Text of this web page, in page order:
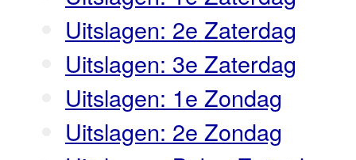
Uitslagen: 2e Zaterdag
Uitslagen: 3e Zaterdag
Uitslagen: 1e Zondag
Uitslagen: 2e Zondag